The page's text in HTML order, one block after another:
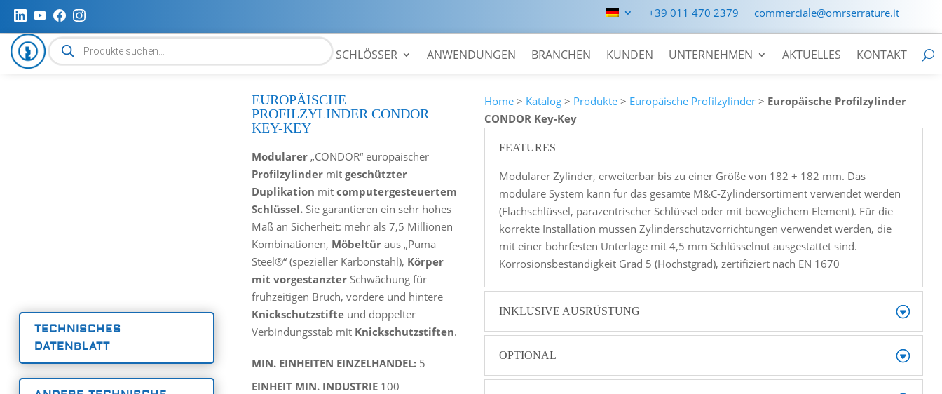
+39 011 470 2379 commerciale@omrserrature.it
Produktsuche
SCHLÖSSER ANWENDUNGEN BRANCHEN KUNDEN UNTERNEHMEN AKTUELLES KONTAKT
TECHNISCHES
DATENBLATT
EUROPÄISCHE
PROFILZYLINDER CONDOR
KEY-KEY
Modularer „CONDOR“ europäischer
Profilzylinder mitgeschützter
Duplikation mitcomputergesteuertem
Schlüssel. Sie garantieren ein sehr hohes
Maß an Sicherheit: mehr als 7,5 Millionen
Kombinationen, Möbeltür aus „Puma
Steel®“ (spezieller Karbonstahl), Körper
mit vorgestanzter Schwächung für
frühzeitigen Bruch, vordere und hintere
Knickschutzstifte und doppelter
Verbindungsstab mit Knickschutzstiften.
MIN. EINHEITEN EINZELHANDEL: 5
EINHEIT MIN. INDUSTRIE 100
Home > Katalog > Produkte > Europäische Profilzylinder > Europäische Profilzylinder
CONDOR Key-Key
FEATURES
Modularer Zylinder, erweiterbar bis zu einer Größe von 182 + 182 mm. Das
modulare System kann für das gesamte M&C-Zylindersortiment verwendet werden
(Flachschlüssel, parazentrischer Schlüssel oder mit beweglichem Element). Für die
korrekte Installation müssen Zylinderschutzvorrichtungen verwendet werden, die
mit einer bohrfesten Unterlage mit 4,5 mm Schlüsselnut ausgestattet sind.
Korrosionsbeständigkeit Grad 5 (Höchstgrad), zertifiziert nach EN 1670
INKLUSIVE AUSRÜSTUNG
OPTIONAL